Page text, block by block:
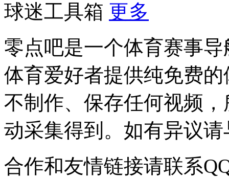
球迷工具箱 更多
零点吧是一个体育赛事
体育爱好者提供纯免费
不制作、保存任何视频
动采集得到。如有异议
合作和友情链接请联系